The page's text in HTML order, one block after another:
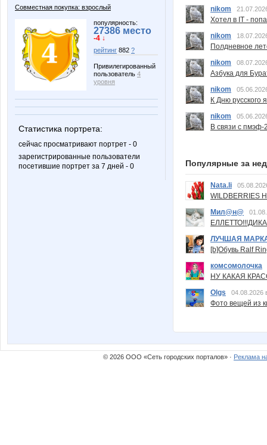
Совместная покупка: взрослый
популярность:
27386 место
-4 ↓
рейтинг 882 ?
Привилегированный
пользователь 4
уровня
Статистика портрета:
сейчас просматривают портрет - 0
зарегистрированные пользователи
посетившие портрет за 7 дней - 0
nikom
Хотел в IT -
nikom
Полдневное
nikom
Азбука для
nikom
К Дню русского
nikom
В связи с пмэф-
Популярные за
Nata.li
Мил@н@
ЛУЧШАЯ
[b]Обувь Ralf
комсомолочка
НУ КАКАЯ
Olgs
04.08.2026
Фото вещей из
© 2026 ООО «Сеть городских порталов» · Реклама